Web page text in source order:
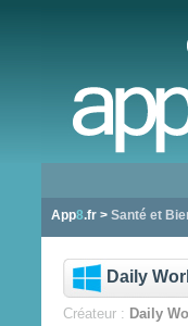
App8.fr > Santé et
Daily
Créateur : Daily